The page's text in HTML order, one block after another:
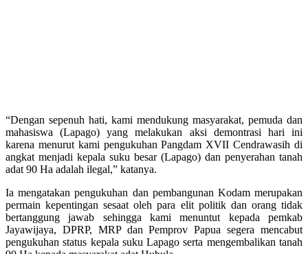
“Dengan sepenuh hati, kami mendukung masyarakat, pemuda dan
mahasiswa (Lapago) yang melakukan aksi demontrasi hari ini
karena menurut kami pengukuhan Pangdam XVII Cendrawasih di
angkat menjadi kepala suku besar (Lapago) dan penyerahan tanah
adat 90 Ha adalah ilegal,” katanya.
Ia mengatakan pengukuhan dan pembangunan Kodam merupakan
permain kepentingan sesaat oleh para elit politik dan orang tidak
bertanggung jawab sehingga kami menuntut kepada pemkab
Jayawijaya, DPRP, MRP dan Pemprov Papua segera mencabut
pengukuhan status kepala suku Lapago serta mengembalikan tanah